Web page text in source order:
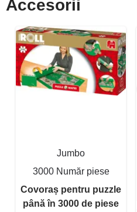
Accesorii
Jumbo
3000 Număr piese
Covoraș pentru puzzle
până în 3000 de piese